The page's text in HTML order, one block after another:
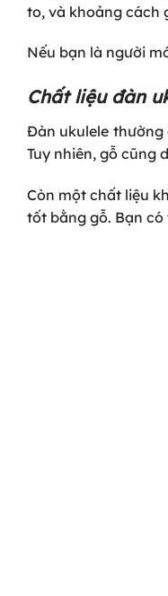
to, và khoảng cách
Nếu bạn là người
Chất liệu đàn
Đàn ukulele thường
Tuy nhiên, gỗ cũng
Còn một chất liệu
tốt bằng gỗ. Bạn